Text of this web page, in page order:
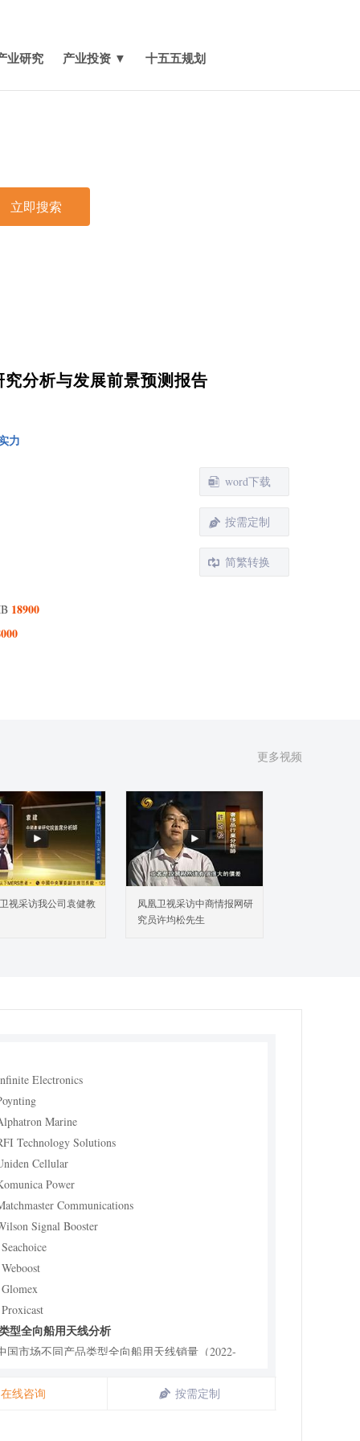
业研究 产业投资 ▼ 十五五规划
立即搜索
分析与发展前景预测报告
力
18900
word下载
按需定制
简繁转换
视采访我公司袁健教
凤凰卫视采访中商情报网研
究员许均松先生
更多视频
照不同产品类型，全向船用天线主要可以分为如下
别
从不同应用，全向船用天线主要包括如下几个方面
国全向船用天线发展现状及未来趋势（2022-2031）
场主要全向船用天线厂商分析
国市场主要厂商全向船用天线销量、收入及市场份
Electronics
Marine
Technology Solutions
Cellular
Power
Communications
Signal Booster
型全向船用天线分析
国市场不同产品类型全向船用天线销量（2022-
中国市场不同产品类型全向船用天线规模（2022-
在线咨询 按需定制